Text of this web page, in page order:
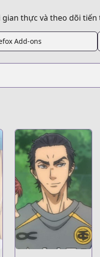
NEOBK-2469751
thực và theo dõi
Add-ons